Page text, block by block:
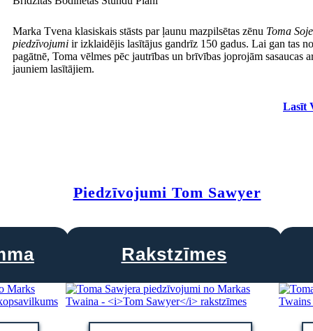
Marka Tvena klasiskais stāsts par ļaunu mazpilsētas zēnu Toma
piedzīvojumi ir izklaidējis lasītājus gandrīz 150 gadus. Lai gan tas
pagātnē, Toma vēlmes pēc jautrības un brīvības joprojām sasaucas
jauniem lasītājiem.
Lasīt
Piedzīvojumi Tom Sawyer
Rakstzīmes